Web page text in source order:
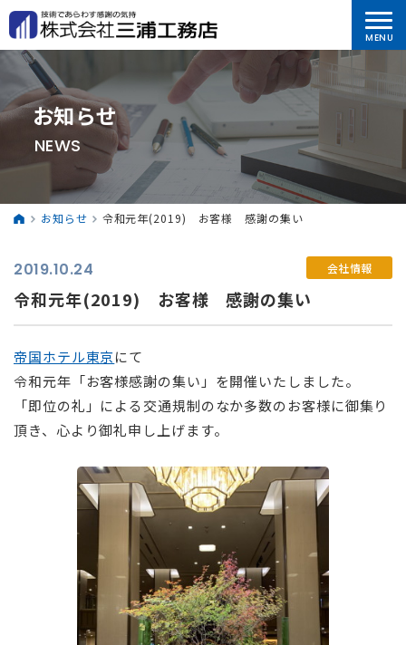
お知らせ
NEWS
お知らせ 令和元年(2019) お客様 感謝の集い
2019.10.24 会社情報
令和元年(2019) お客様 感謝の集い
帝国ホテル東京にて
令和元年「お客様感謝の集い」を開催いたしました。
「即位の礼」による交通規制のなか多数のお客様に御集り
頂き、心より御礼申し上げます。